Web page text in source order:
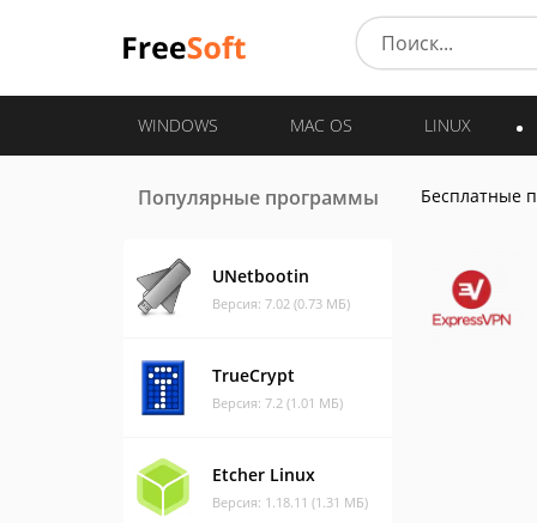
WINDOWS MAC OS LINUX
Популярные программы
UNetbootin
Версия: 7.02 (0.73 МБ)
TrueCrypt
Версия: 7.2 (1.01 МБ)
Etcher Linux
Версия: 1.18.11 (1.31 МБ)
Бесплатные